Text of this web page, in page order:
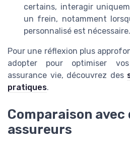
certains, interagir
un frein, notamment
personnalisé est nécessaire.
Pour une réflexion plus
adopter pour optimiser
assurance vie, découvrez des
pratiques.
Comparaison
assureurs